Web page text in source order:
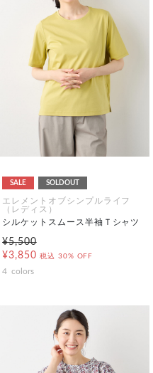
SALE SOLDOUT
エレメントオブシンプルライフ
（レディス）
シルケットスムース半袖Ｔシャツ
¥5,500
¥3,850 税込 30% OFF
4 colors